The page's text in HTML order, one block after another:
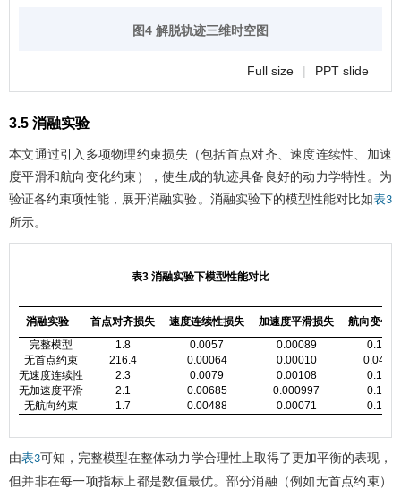
图4 解脱轨迹三维时空图
Full size | PPT slide
3.5 消融实验
本文通过引入多项物理约束损失（包括首点对齐、速度连续性、加速
度平滑和航向变化约束），使生成的轨迹具备良好的动力学特性。为
验证各约束项性能，展开消融实验。消融实验下的模型性能对比如表3
所示。
表3 消融实验下模型性能对比
消融实验 首点对齐损失 速度连续性损失 加速度平滑损失
航向变化
完整模型
1.8 0.0057 0.00089
0.131
无首点约束
216.4 0.00064 0.00010
0.0408
无速度连续性
2.3 0.0079 0.00108
0.132
无加速度平滑
2.1 0.00685 0.000997
0.131
无航向约束
1.7 0.00488 0.00071 0.181
由表3可知，完整模型在整体动力学合理性上取得了更加平衡的表现，
但并非在每一项指标上都是数值最优。部分消融（例如无首点约束）